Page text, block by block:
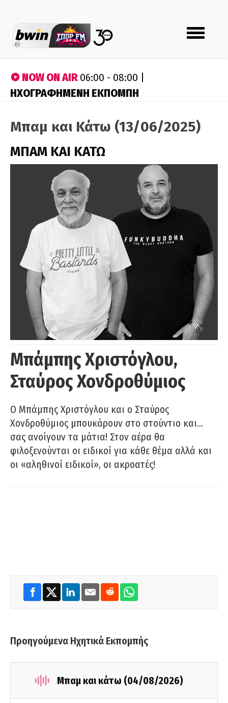
Toggle
navigation
NOW ON AIR06:00 - 08:00 |
ΗΧΟΓΡΑΦΗΜΕΝΗ ΕΚΠΟΜΠΗ
Μπαμ και Κάτω (13/06/2025)
ΜΠΑΜ ΚΑΙ ΚΑΤΩ
Μπάμπης Χριστόγλου,
Σταύρος Χονδροθύμιος
O Μπάμπης Χριστόγλου και ο Σταύρος
Χονδροθύμιος μπουκάρουν στο στούντιο και…
σας ανοίγουν τα μάτια! Στον αέρα θα
φιλοξενούνται οι ειδικοί για κάθε θέμα αλλά και
οι «αληθινοί ειδικοί», οι ακροατές!
Προηγούμενα Ηχητικά Εκπομπής
Μπαμ και κάτω (04/08/2026)